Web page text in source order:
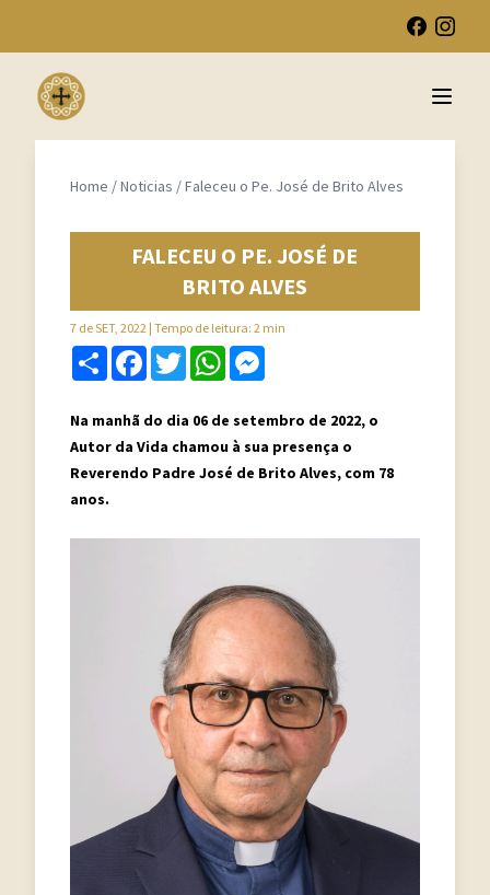
Open
Home /Noticias /Faleceu o Pe. José de Brito Alves
FALECEU O PE. JOSÉ DE
BRITO ALVES
7 de SET, 2022 | Tempo de leitura: 2 min
Share FacebookTwitterWhatsApp
Na manhã do dia 06 de setembro de 2022, o
Autor da Vida chamou à sua presença o
Reverendo Padre José de Brito Alves, com 78
anos.